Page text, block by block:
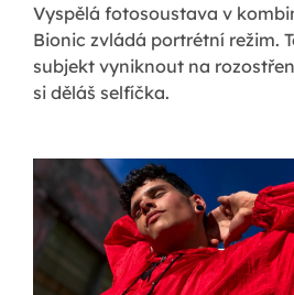
Vyspělá fotosoustava v
Bionic zvládá portrétní režim.
subjekt vyniknout na
si děláš selfíčka.